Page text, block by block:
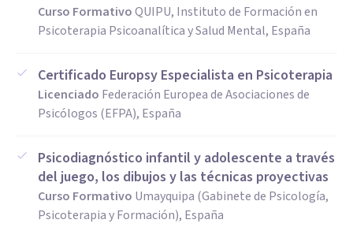
Gestalt, y también incorporo herramientas del modelo
dinámico (psicoterapia psicoanalítica) y del enfoque
amplia y flexible.
personal: Caminando Contigo Psicoterapia, un espacio y un
tiempo para ti, donde puedas sentirte escuchado,
acompañado y respetado.
Curso FormativoQUIPU, Instituto de Formación en
Psicoterapia Psicoanalítica y Salud Mental, España
Certificado Europsy Especialista en Psicoterapia
Licenciado Federación Europea de Asociaciones de
Psicólogos (EFPA), España
Psicodiagnóstico infantil y adolescente a través
del juego, los dibujos y las técnicas proyectivas
Curso Formativo Umayquipa (Gabinete de Psicología,
Psicoterapia y Formación), España